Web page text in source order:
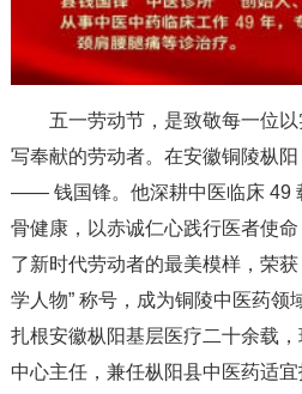
五一劳动节，是致敬每一位
写奉献的劳动者。在安徽铜陵枞
—— 钱国锋。他深耕中医临床 49
骨健康，以赤诚仁心践行医者使
了新时代劳动者的最美模样，荣
学人物” 称号，成为铜陵中医药领
扎根安徽枞阳基层医疗二十余载
中心主任，兼任枞阳县中医药适